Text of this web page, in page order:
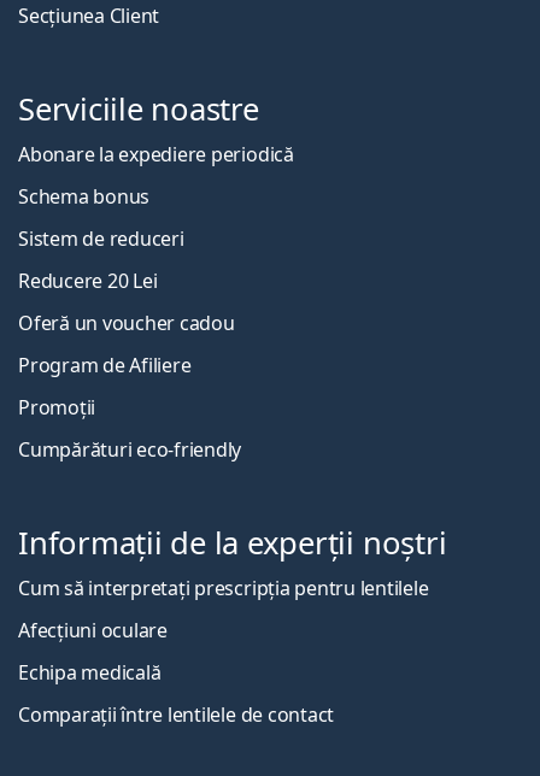
Secțiunea Client
Serviciile noastre
Abonare la expediere periodică
Schema bonus
Sistem de reduceri
Reducere 20 Lei
Oferă un voucher cadou
Program de Afiliere
Promoții
Cumpărături eco-friendly
Informații de la experții noștri
Cum să interpretați prescripția pentru lentilele
Afecțiuni oculare
Echipa medicală
Comparații între lentilele de contact